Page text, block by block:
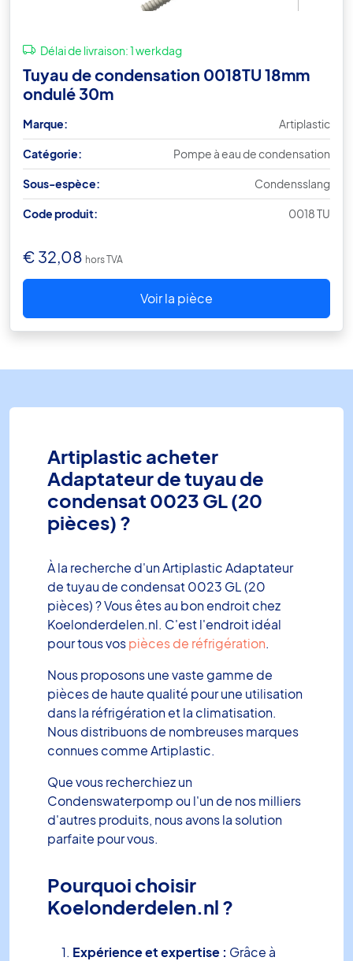
Délai de livraison:1 werkdag
Tuyau de condensation 0018TU 18mm
ondulé 30m
Marque: Artiplastic
Catégorie: Pompe à eau de condensation
Sous-espèce: Condensslang
Code produit: 0018 TU
€ 32,08 hors TVA
Voir la pièce
Artiplastic acheter
Adaptateur de tuyau de
condensat 0023 GL (20
pièces) ?
À la recherche d'un Artiplastic Adaptateur
de tuyau de condensat 0023 GL (20
pièces) ? Vous êtes au bon endroit chez
Koelonderdelen.nl. C'est l'endroit idéal
pour tous vospièces de réfrigération.
Nous proposons une vaste gamme de
pièces de haute qualité pour une utilisation
dans la réfrigération et la climatisation.
Nous distribuons de nombreuses marques
connues comme Artiplastic.
Que vous recherchiez un
Condenswaterpomp ou l'un de nos milliers
d'autres produits, nous avons la solution
parfaite pour vous.
Pourquoi choisir
Koelonderdelen.nl ?
Expérience et expertise : Grâce à